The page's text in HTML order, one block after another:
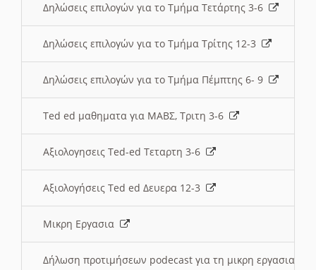
Δηλώσεις επιλογών για το Τμήμα Τετάρτης 3-6
Δηλώσεις επιλογών για το Τμήμα Τρίτης 12-3
Δηλώσεις επιλογών για το Τμήμα Πέμπτης 6- 9
Ted ed μαθηματα για ΜΑΒΣ, Τριτη 3-6
Αξιολογησεις Ted-ed Τεταρτη 3-6
Αξιολογήσεις Ted ed Δευερα 12-3
Μικρη Εργασια
Δήλωση προτιμήσεων podecast για τη μικρη εργασια